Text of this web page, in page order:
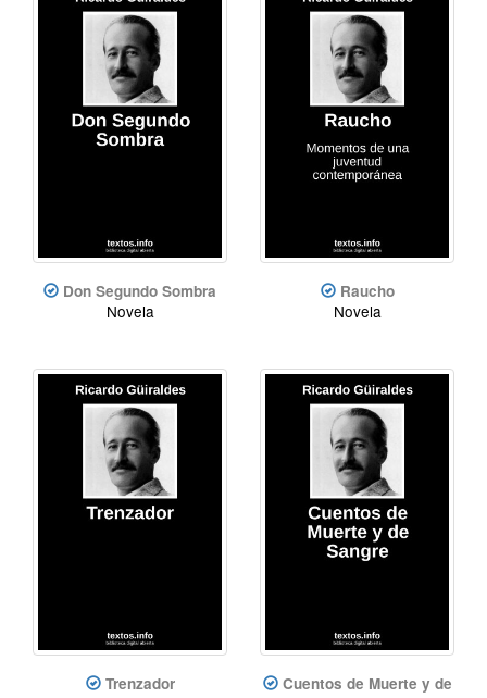
Don Segundo Sombra
Novela
Raucho
Novela
Trenzador
Cuentos de Muerte y de